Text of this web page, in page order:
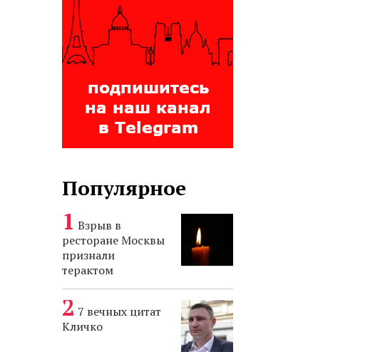
Популярное
Взрыв в
ресторане Москвы
признали
терактом
7 вечных цитат
Кличко